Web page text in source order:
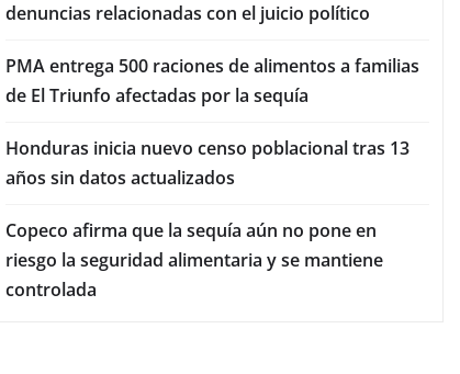
denuncias relacionadas con el juicio político
PMA entrega 500 raciones de alimentos a familias
de El Triunfo afectadas por la sequía
Honduras inicia nuevo censo poblacional tras 13
años sin datos actualizados
Copeco afirma que la sequía aún no pone en
riesgo la seguridad alimentaria y se mantiene
controlada